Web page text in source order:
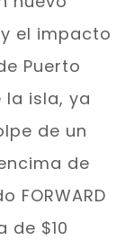
el impacto
Puerto
isla, ya
de un
de
FORWARD
de $10